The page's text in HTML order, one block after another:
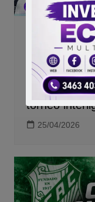
Regionales
Fútbol
y Libertad
torneo
25/04/2026